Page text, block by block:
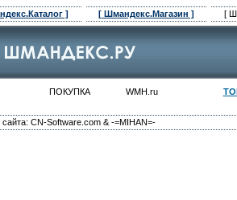
] [ Шмандекс.Магазин ] [
ПОКУПКА WMH.ru
CN-Software.com & -=MIHAN=-